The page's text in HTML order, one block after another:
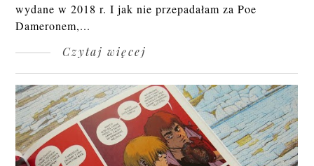
wydane w 2018 r. I jak nie przepadałam za Poe
Dameronem,...
Czytaj więcej